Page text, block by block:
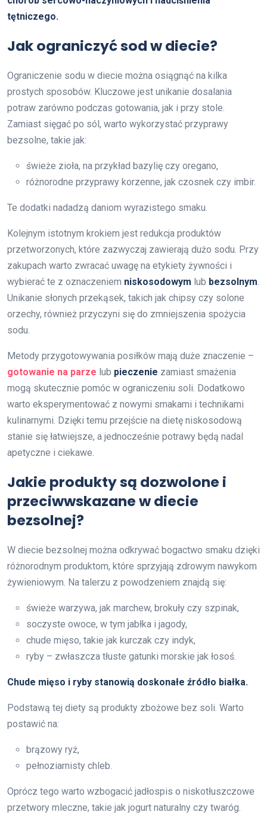
tętniczego.
Jak ograniczyć sod w diecie?
Ograniczenie sodu w diecie można osiągnąć na kilka
prostych sposobów. Kluczowe jest unikanie dosalania
potraw zarówno podczas gotowania, jak i przy stole.
Zamiast sięgać po sól, warto wykorzystać przyprawy
bezsolne, takie jak:
świeże zioła, na przykład bazylię czy oregano,
różnorodne przyprawy korzenne, jak czosnek czy imbir.
Te dodatki nadadzą daniom wyrazistego smaku.
Kolejnym istotnym krokiem jest redukcja produktów
przetworzonych, które zazwyczaj zawierają dużo sodu. Przy
zakupach warto zwracać uwagę na etykiety żywności i
wybierać te z oznaczeniem niskosodowym lub bezsolnym.
Unikanie słonych przekąsek, takich jak chipsy czy solone
orzechy, również przyczyni się do zmniejszenia spożycia
sodu.
Metody przygotowywania posiłków mają duże znaczenie –
gotowanie na parze lub pieczenie zamiast smażenia
mogą skutecznie pomóc w ograniczeniu soli. Dodatkowo
warto eksperymentować z nowymi smakami i technikami
kulinarnymi. Dzięki temu przejście na dietę niskosodową
stanie się łatwiejsze, a jednocześnie potrawy będą nadal
apetyczne i ciekawe.
Jakie produkty są dozwolone i
przeciwwskazane w diecie
bezsolnej?
W diecie bezsolnej można odkrywać bogactwo smaku dzięki
różnorodnym produktom, które sprzyjają zdrowym nawykom
żywieniowym. Na talerzu z powodzeniem znajdą się:
świeże warzywa, jak marchew, brokuły czy szpinak,
soczyste owoce, w tym jabłka i jagody,
chude mięso, takie jak kurczak czy indyk,
ryby – zwłaszcza tłuste gatunki morskie jak łosoś.
Chude mięso i ryby stanowią doskonałe źródło białka.
Podstawą tej diety są produkty zbożowe bez soli. Warto
postawić na:
brązowy ryż,
pełnoziarnisty chleb.
Oprócz tego warto wzbogacić jadłospis o niskotłuszczowe
przetwory mleczne, takie jak jogurt naturalny czy twaróg.